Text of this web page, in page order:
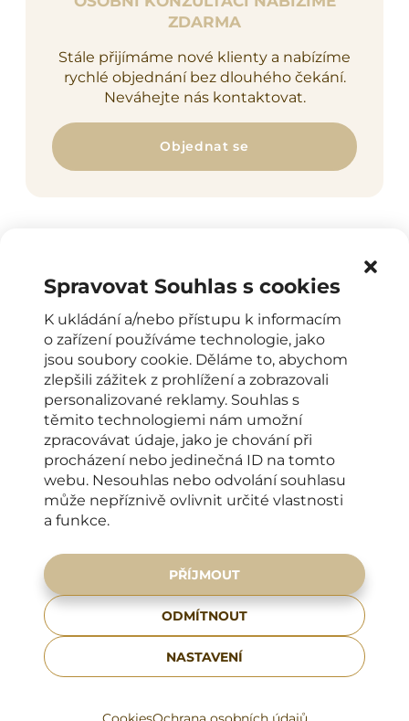
Spravovat Souhlas s cookies
K ukládání a/nebo přístupu k informacím
o zařízení používáme technologie, jako
jsou soubory cookie. Děláme to, abychom
zlepšili zážitek z prohlížení a zobrazovali
personalizované reklamy. Souhlas s
těmito technologiemi nám umožní
zpracovávat údaje, jako je chování při
procházení nebo jedinečná ID na tomto
webu. Nesouhlas nebo odvolání souhlasu
může nepříznivě ovlivnit určité vlastnosti
a funkce.
PŘÍJMOUT
ODMÍTNOUT
NASTAVENÍ
ZDARMA
Stále přijímáme nové klienty a nabízíme
rychlé objednání bez dlouhého čekání.
Neváhejte nás kontaktovat.
Objednat se
OTEVÍRACÍ DOBA
Klinika Élysée Esthetic
PO–PÁ: od 8:00 do 16:00 hodin
KONTAKTY PRO KLIENTY
+420 222 266 206
info@elysee-esthetic.cz
Francouzská 75/4,
120 00 Praha 2
Zobrazit na mapě